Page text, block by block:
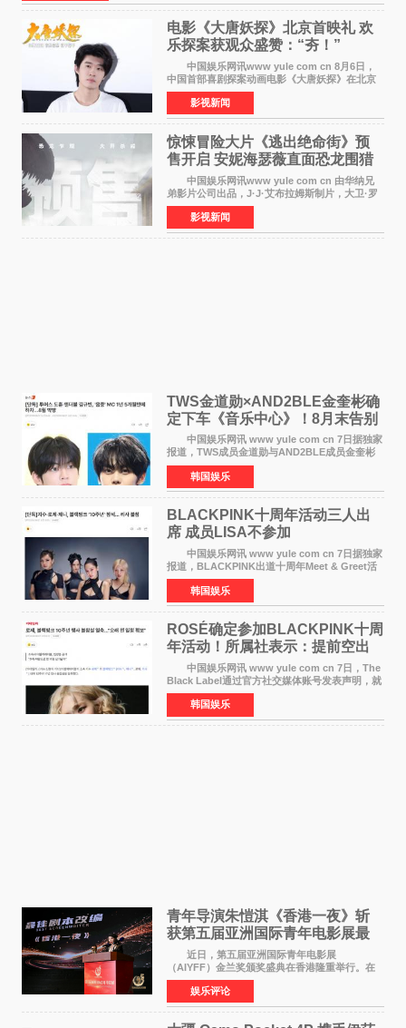
电影《大唐妖探》北京首映礼 欢
乐探案获观众盛赞：“夯！”
中国娱乐网讯www yule com cn 8月6日，
中国首部喜剧探案动画电影《大唐妖探》在北京
举办电影首映礼。导演程腾、联合导演黄珉、总
制片人曹紫建、制片人李莹莹，配音导演张喆，
对白指导程寅，领
影视新闻
惊悚冒险大片《逃出绝命街》预
售开启 安妮海瑟薇直面恐龙围猎
中国娱乐网讯www yule com cn 由华纳兄
弟影片公司出品，J·J·艾布拉姆斯制片，大卫·罗
伯特·米切尔执导，好莱坞巨星安妮·海瑟薇和伊万
·麦克格雷格领衔主演的2026暑期惊悚冒险大片
《逃出绝
影视新闻
TWS金道勋×AND2BLE金奎彬确
定下车《音乐中心》！8月末告别
MC席位
中国娱乐网讯 www yule com cn 7日据独家
报道，TWS成员金道勋与AND2BLE成员金奎彬
将于8月离开《音乐中心》MC的位置。 金道
勋与金奎彬于去年3月与H2H A-NA一起被选为
《音乐中心》MC，约1
韩国娱乐
BLACKPINK十周年活动三人出
席 成员LISA不参加
中国娱乐网讯 www yule com cn 7日据独家
报道，BLACKPINK出道十周年Meet & Greet活
动将由智秀、ROS&Eacute;、JENNIE出席，
LISA将缺席。 此前BLACKPINK所属社YG并
未为组合出道十周年做
韩国娱乐
ROSÉ确定参加BLACKPINK十周
年活动！所属社表示：提前空出
了时间
中国娱乐网讯 www yule com cn 7日，The
Black Label通过官方社交媒体账号发表声明，就
近期网络上关于ROS&Eacute;个人行程及是否参
加BLACKPINK出道纪念活动的种种猜测作出正
式回应。 Th
韩国娱乐
青年导演朱愷淇《香港一夜》斩
获第五届亚洲国际青年电影展最
佳剧本改编奖
近日，第五届亚洲国际青年电影展
（AIYFF）金兰奖颁奖盛典在香港隆重举行。在
这场汇聚数百位海内外电影人、文化界人士及媒
体代表的亚洲青年影视盛会上，香港本土电影
《香港一夜》（Dawn in Ho
娱乐评论